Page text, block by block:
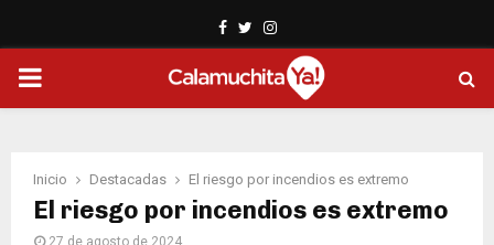
Facebook
TwitterInstagram
PRIMARY
Inicio Destacadas El riesgo por incendios es extremo
El riesgo por incendios es extremo
27 de agosto de 2024